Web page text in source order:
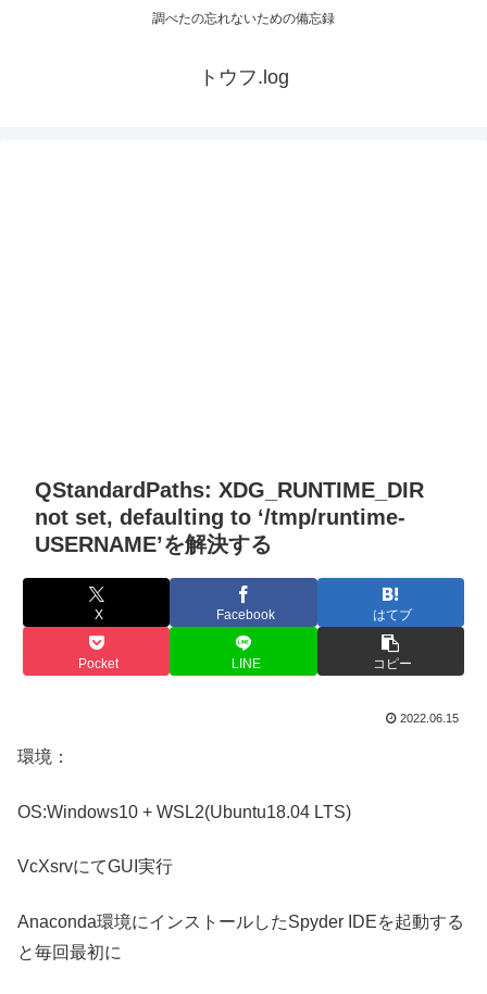
調べたの忘れないための備忘録
トウフ.log
QStandardPaths: XDG_RUNTIME_DIR
not set, defaulting to ‘/tmp/runtime-
USERNAME’を解決する
X Facebook はてブ
Pocket LINE コピー
2022.06.15
環境：
OS:Windows10 + WSL2(Ubuntu18.04 LTS)
VcXsrvにてGUI実行
Anaconda環境にインストールしたSpyder IDEを起動する
と毎回最初に